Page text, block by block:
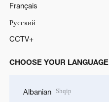
i
Français
Русский
CCTV+
CHOOSE YOUR LANGUAGE
Albanian Shqip